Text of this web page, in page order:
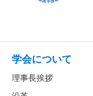
学会について
理事長挨拶